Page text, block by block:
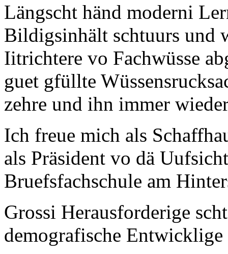
Längscht händ moderni
Bildigsinhält schtuurs und
Iitrichtere vo Fachwüsse
guet gfüllte
zehre und ihn immer
Ich freue mich als
als Präsident vo dä
Bruefsfachschule am
Grossi Herausforderige
demografische